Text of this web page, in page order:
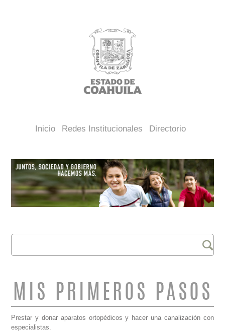
Inicio Redes Institucionales Directorio
FORMULARIO DE
BÚSQUEDA
Buscar
MIS PRIMEROS PASOS
Prestar y donar aparatos ortopédicos y hacer una canalización con
especialistas.